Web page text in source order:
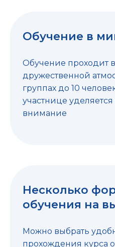
Обучение в
Обучение проходит
дружественной
группах до 10
участнице
внимание
Несколько
обучения на
Можно выбрать
прохождения курса